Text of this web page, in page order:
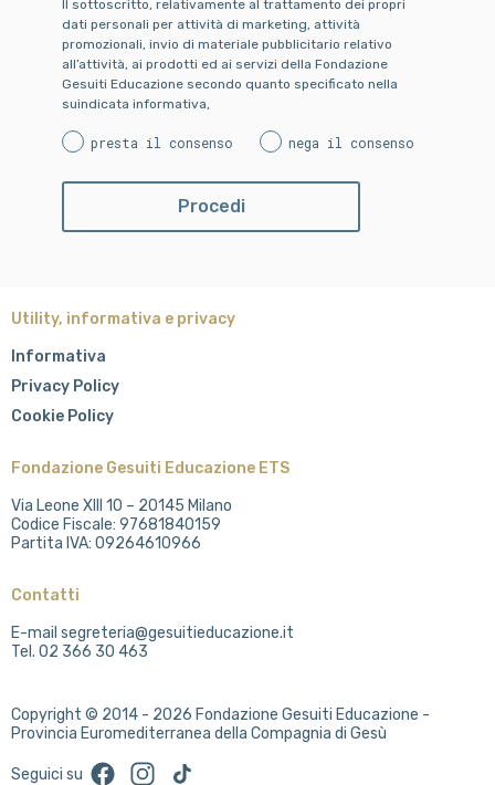
Il sottoscritto, relativamente al trattamento dei propri
dati personali per attività di marketing, attività
promozionali, invio di materiale pubblicitario relativo
all’attività, ai prodotti ed ai servizi della Fondazione
Gesuiti Educazione secondo quanto specificato nella
suindicata informativa,
presta il consenso nega il consenso
Utility, informativa e privacy
Informativa
Privacy Policy
Cookie Policy
Fondazione Gesuiti Educazione ETS
Via Leone XIII 10 – 20145 Milano
Codice Fiscale: 97681840159
Partita IVA: 09264610966
Contatti
E-mail segreteria@gesuitieducazione.it
Tel. 02 366 30 463
Copyright © 2014 - 2026 Fondazione Gesuiti Educazione -
Provincia Euromediterranea della Compagnia di Gesù
Seguici su FacebookInstagram
TikTok